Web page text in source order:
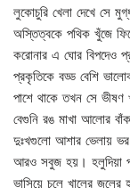
লুকোচুরি খেলা দেখে সে
অস্তিত্বকে পথিক খুঁজে
করোনার এ ঘোর বিপদেও
প্রকৃতিকে বড্ড বেশি
পাশে থাকে তখন সে ভীষণ
বেগুনি রঙ মাখা আলোর
দুঃখগুলো আশার ভেলায় ভর
আরও সবুজ হয়। হলুদিয়া
ভাসিয়ে চলে খালের